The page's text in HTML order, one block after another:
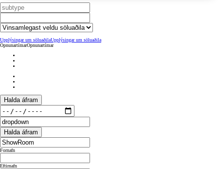
Upplýsingar um söluaðilaUpplýsingar um söluaðila
OpnunartímarOpnunartímar
Halda áfram
Halda áfram
Fornafn
Eftirnafn